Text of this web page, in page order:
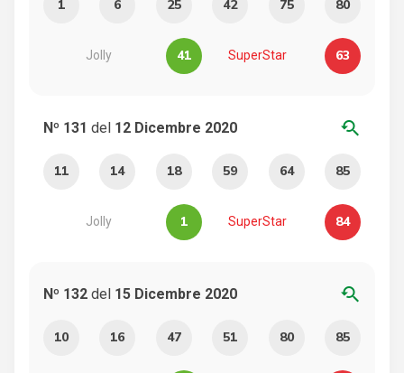
1 6 25 42 75 80
Jolly 41 SuperStar 63
Nº 131 del 12 Dicembre 2020 youtube_searched_for
11 14 18 59 64 85
Jolly 1 SuperStar 84
Nº 132 del 15 Dicembre 2020 youtube_searched_for
10 16 47 51 80 85